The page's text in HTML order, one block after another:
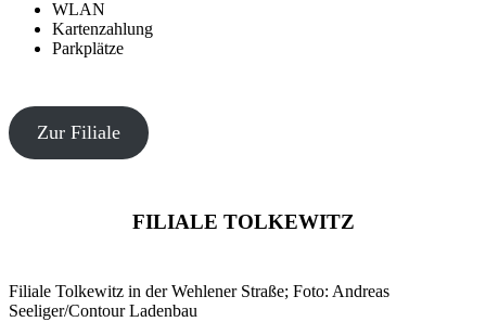
WLAN
Kartenzahlung
Parkplätze
Zur Filiale
FILIALE TOLKEWITZ
Filiale Tolkewitz in der Wehlener Straße; Foto: Andreas
Seeliger/Contour Ladenbau